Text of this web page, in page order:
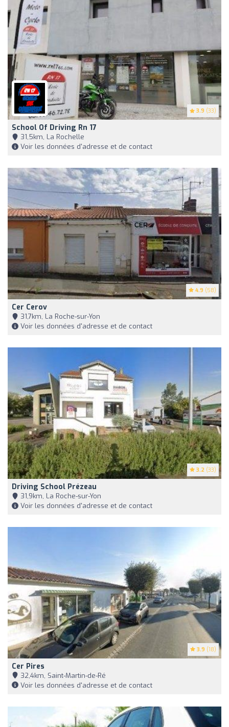
3.9 (33)
School Of Driving Rn 17
31,5km, La Rochelle
Voir les données d'adresse et de contact
4.9 (58)
Cer Cerov
31,7km, La Roche-sur-Yon
Voir les données d'adresse et de contact
3.2 (33)
Driving School Prézeau
31,9km, La Roche-sur-Yon
Voir les données d'adresse et de contact
3.9 (18)
Cer Pires
32,4km, Saint-Martin-de-Ré
Voir les données d'adresse et de contact